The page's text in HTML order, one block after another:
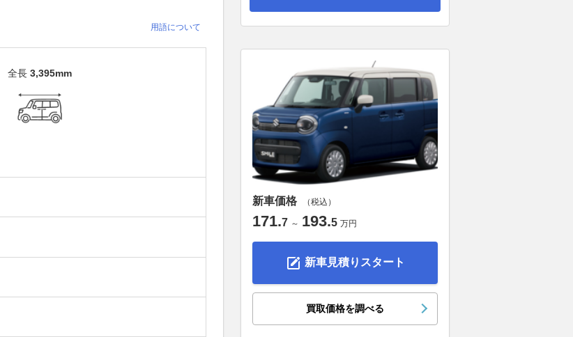
用語について
全長 3,395mm
新車価格 （税込）
171.7 ～ 193.5 万円
新車見積りスタート
買取価格を調べる